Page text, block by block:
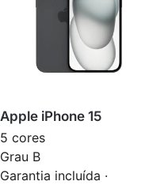
Apple iPhone 15
5 cores
Grau B
Garantia incluída ·